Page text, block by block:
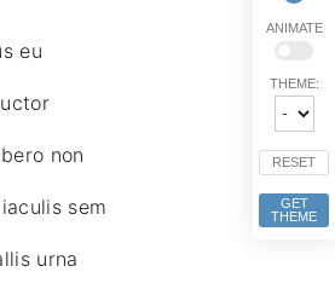
eu
non
sem
urna
ANIMATE
THEME:
RESET
GET
THEME